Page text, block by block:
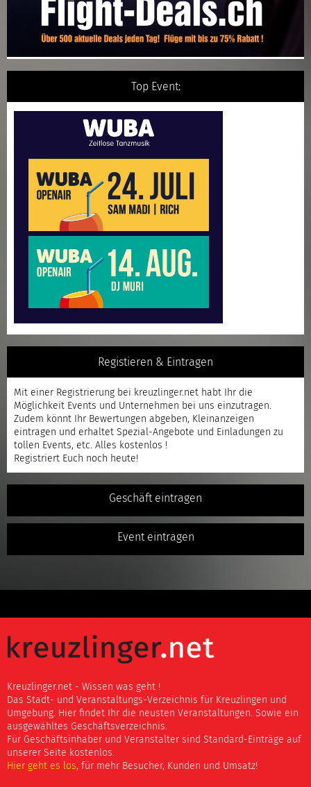
Top Event:
Registieren & Eintragen
Mit einer Registrierung bei kreuzlinger.net habt Ihr die
Möglichkeit Events und Unternehmen bei uns einzutragen.
Zudem könnt Ihr Bewertungen abgeben, Kleinanzeigen
eintragen und erhaltet Spezial-Angebote und Einladungen zu
tollen Events, etc. Alles kostenlos !
Registriert Euch noch heute!
Geschäft eintragen
Event eintragen
Kreuzlinger.net - Wissen was geht !
Das Stadt- und Veranstaltungs-Verzeichnis für Kreuzlingen und
Umgebung. Hier findet Ihr die neusten Veranstaltungen. Sowie ein
ausgewähltes Geschäftsverzeichnis.
Für Geschäftsinhaber und Veranstalter sind Standard-Einträge auf
unserer Seite kostenlos.
Hier geht es los, für mehr Besucher, Kunden und Umsatz!